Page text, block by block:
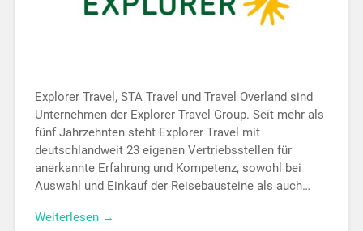
Explorer Travel, STA Travel und Travel Overland sind
Unternehmen der Explorer Travel Group. Seit mehr als
fünf Jahrzehnten steht Explorer Travel mit
deutschlandweit 23 eigenen Vertriebsstellen für
anerkannte Erfahrung und Kompetenz, sowohl bei
Auswahl und Einkauf der Reisebausteine als auch…
Weiterlesen →